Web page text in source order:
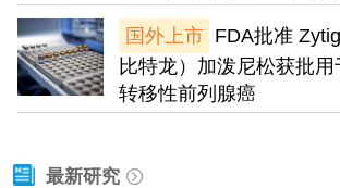
国外上市 FDA批准
比特龙）加泼尼松获批用
转移性前列腺癌
最新研究